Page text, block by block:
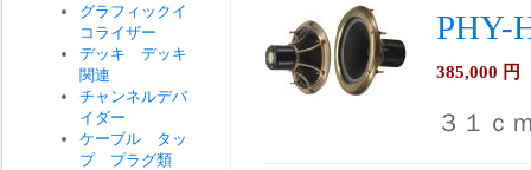
PHY-
385,000 円
３１ｃ
グラフィックイ
コライザー
デッキ デッキ
関連
チャンネルデバ
イダー
ケーブル タッ
プ プラグ類